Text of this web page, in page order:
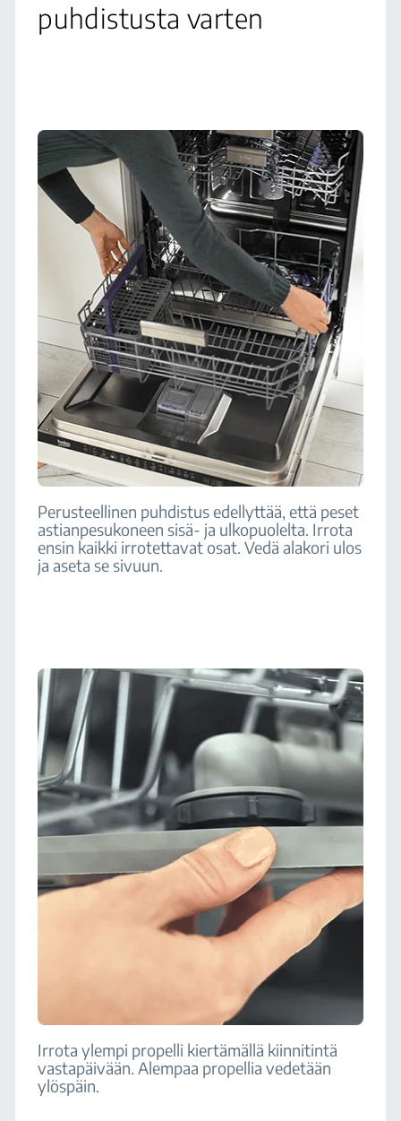
puhdistusta varten
Perusteellinen puhdistus edellyttää, että peset
astianpesukoneen sisä- ja ulkopuolelta. Irrota
ensin kaikki irrotettavat osat. Vedä alakori ulos
ja aseta se sivuun.
Irrota ylempi propelli kiertämällä kiinnitintä
vastapäivään. Alempaa propellia vedetään
ylöspäin.